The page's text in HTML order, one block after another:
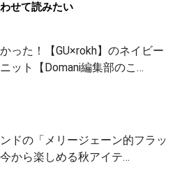
せて読みたい
った！【GU×rokh】のネイビー
ット【Domani編集部のこ…
ドの「メリージェーン的フラッ
今から楽しめる秋アイテ…